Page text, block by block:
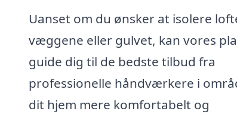
Uanset om du ønsker at isolere
væggene eller gulvet, kan vores
guide dig til de bedste tilbud fra
professionelle håndværkere i
dit hjem mere komfortabelt og